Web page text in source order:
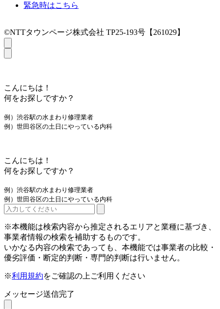
緊急時はこちら
©NTTタウンページ株式会社 TP25-193号【261029】
こんにちは！
何をお探しですか？
例）渋谷駅の水まわり修理業者
例）世田谷区の土日にやっている内科
こんにちは！
何をお探しですか？
例）渋谷駅の水まわり修理業者
例）世田谷区の土日にやっている内科
※本機能は検索内容から推定されるエリアと業種に基づき、
事業者情報の検索を補助するものです。
いかなる内容の検索であっても、本機能では事業者の比較・
優劣評価・断定的判断・専門的判断は行いません。
※利用規約をご確認の上ご利用ください
メッセージ送信完了